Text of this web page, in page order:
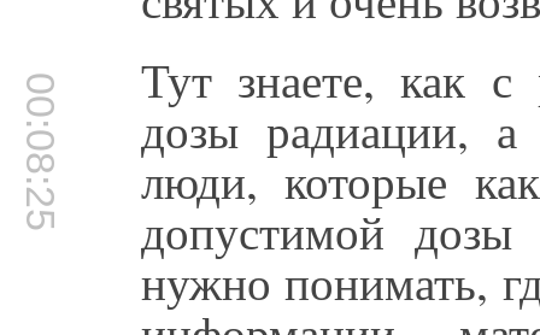
00:08:25 Тут знаете, как с
дозы радиации,
люди, которые
допустимой
нужно понимать,